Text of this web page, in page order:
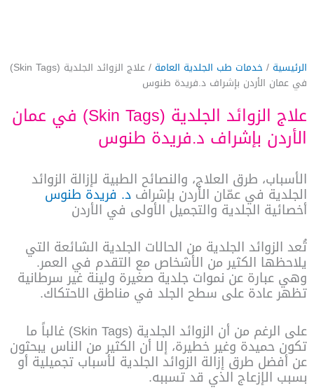
الرئيسية / خدمات طب الجلدية العامة
/ علاج الزوائد الجلدية (Skin Tags)
في عمان الأردن بإشراف د.فريدة طنوس
علاج الزوائد الجلدية (Skin Tags) في عمان
الأردن بإشراف د.فريدة طنوس
الأسباب، طرق العلاج، والنصائح الطبية لإزالة الزوائد
الجلدية في عمّان الأردن بإشراف د. فريدة طنوس
أخصائية الجلدية والتجميل الأولى في الأردن
تُعد الزوائد الجلدية من الحالات الجلدية الشائعة التي
يلاحظها الكثير من الأشخاص مع التقدم في العمر.
وهي عبارة عن نموات جلدية صغيرة ولينة غير سرطانية
تظهر عادة على سطح الجلد في مناطق الاحتكاك.
على الرغم من أن الزوائد الجلدية (Skin Tags) غالباً ما
تكون حميدة وغير خطيرة، إلا أن الكثير من الناس يبحثون
عن أفضل طرق إزالة الزوائد الجلدية لأسباب تجميلية أو
بسبب الإزعاج الذي قد تسببه.